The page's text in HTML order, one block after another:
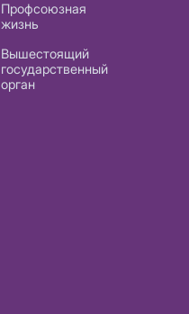
Профсоюзная
жизнь
Вышестоящий
государственный
орган